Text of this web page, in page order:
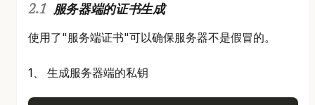
服务器端的证书生成
使用了"服务端证书"可以确保服务器不是假冒的。
1、 生成服务器端的私钥